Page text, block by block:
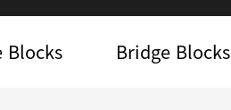
Blocks Bridge Blocks